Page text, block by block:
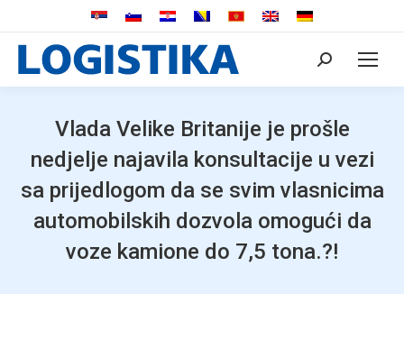
Search:
Vlada Velike Britanije je prošle
nedjelje najavila konsultacije u vezi
sa prijedlogom da se svim vlasnicima
automobilskih dozvola omogući da
voze kamione do 7,5 tona.?!